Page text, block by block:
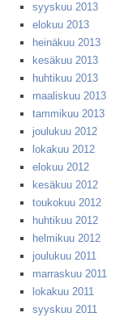
syyskuu 2013
elokuu 2013
heinäkuu 2013
kesäkuu 2013
huhtikuu 2013
maaliskuu 2013
tammikuu 2013
joulukuu 2012
lokakuu 2012
elokuu 2012
kesäkuu 2012
toukokuu 2012
huhtikuu 2012
helmikuu 2012
joulukuu 2011
marraskuu 2011
lokakuu 2011
syyskuu 2011